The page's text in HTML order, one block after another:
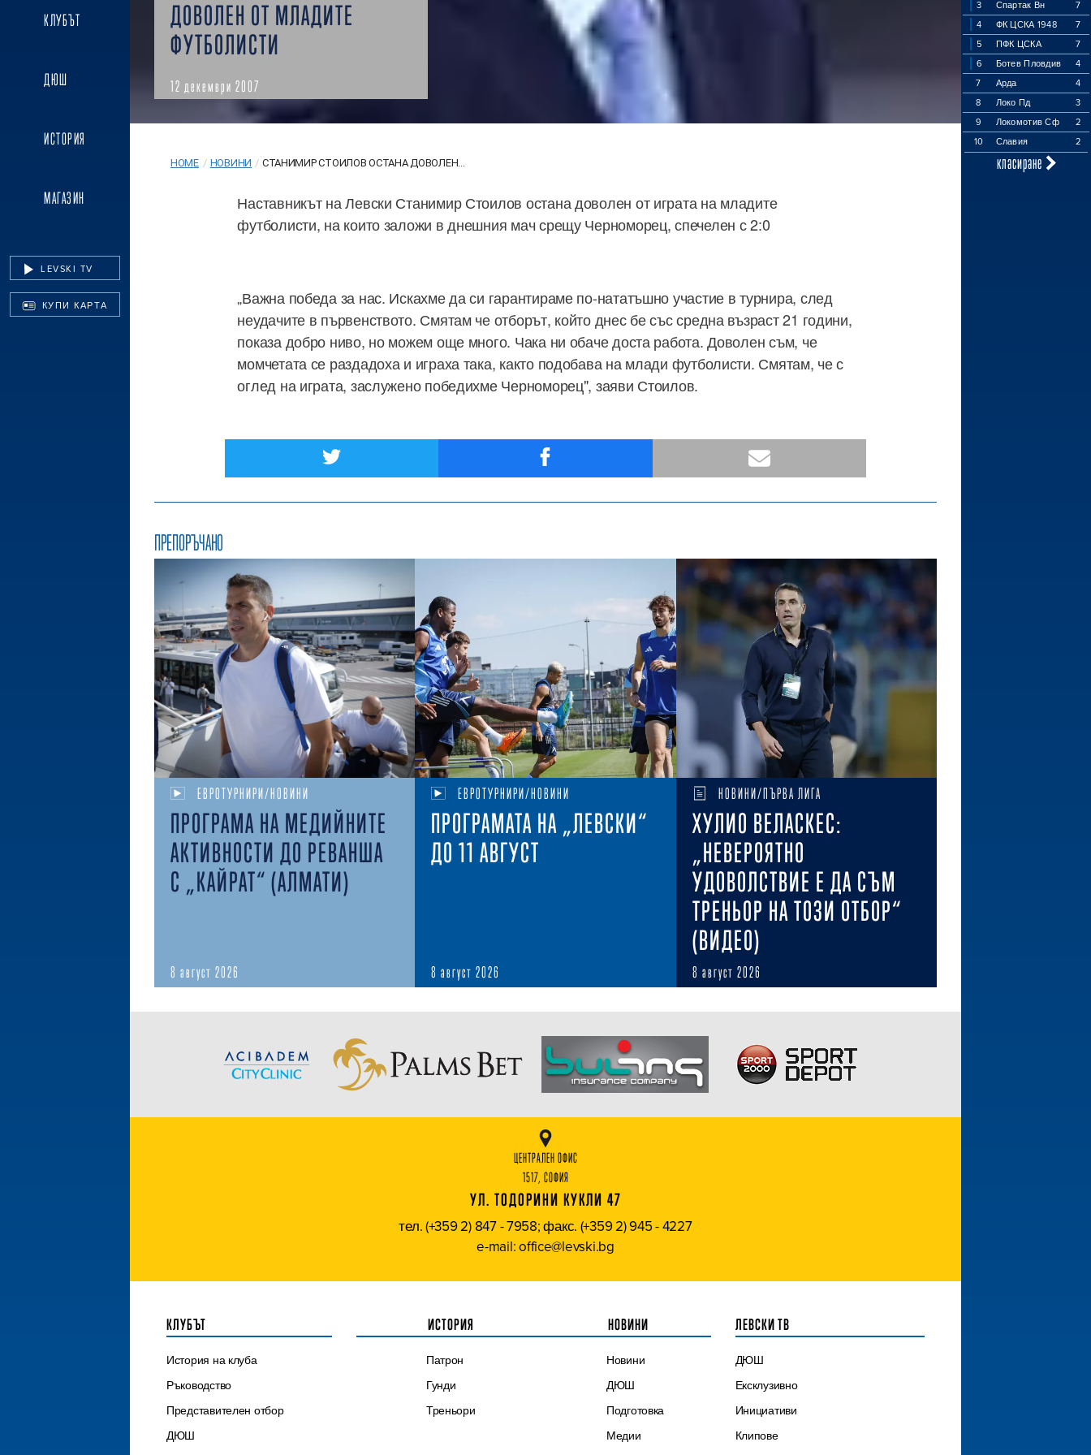
КЛУБЪТ
ДЮШ
ИСТОРИЯ
МАГАЗИН
LEVSKI TV
КУПИ КАРТА
3 Спартак Вн
7
4
ФК ЦСКА 1948
7
5
ПФК ЦСКА
7
6
Ботев Пловдив
4
7
Арда
4
8
Локо Пд
3
9
Локомотив Сф
2
10
Славия 2
класиране
ДОВОЛЕН ОТ МЛАДИТЕ
ФУТБОЛИСТИ
12 декември 2007
HOME / НОВИНИ / СТАНИМИР СТОИЛОВ ОСТАНА ДОВОЛЕН...
Наставникът на Левски Станимир Стоилов остана доволен от играта на младите
футболисти, на които заложи в днешния мач срещу Черноморец, спечелен с 2:0
„Важна победа за нас. Искахме да си гарантираме по-нататъшно участие в турнира, след
неудачите в първенството. Смятам че отборът, който днес бе със средна възраст 21 години,
показа добро ниво, но можем още много. Чака ни обаче доста работа. Доволен съм, че
момчетата се раздадоха и играха така, както подобава на млади футболисти. Смятам, че с
оглед на играта, заслужено победихме Черноморец", заяви Стоилов.
ПРЕПОРЪЧАНО
ЕВРОТУРНИРИ/НОВИНИ
ПРОГРАМА НА МЕДИЙНИТЕ
АКТИВНОСТИ ДО РЕВАНША
С „КАЙРАТ“ (АЛМАТИ)
8 август 2026
ЕВРОТУРНИРИ/НОВИНИ
ПРОГРАМАТА НА „ЛЕВСКИ“
ДО 11 АВГУСТ
8 август 2026
НОВИНИ/ПЪРВА ЛИГА
ХУЛИО ВЕЛАСКЕС:
„НЕВЕРОЯТНО
УДОВОЛСТВИЕ Е ДА СЪМ
ТРЕНЬОР НА ТОЗИ ОТБОР“
(ВИДЕО)
8 август 2026
ЦЕНТРАЛЕН ОФИС
1517, СОФИЯ
УЛ. ТОДОРИНИ КУКЛИ 47
тел. (+359 2) 847 - 7958; факс. (+359 2) 945 - 4227
e-mail: office@levski.bg
КЛУБЪТ
История на клуба
Ръководство
Представителен отбор
ДЮШ
ИСТОРИЯ
Патрон
Гунди
Треньори
НОВИНИ
Новини
ДЮШ
Подготовка
Медии
ЛЕВСКИ ТВ
ДЮШ
Ексклузивно
Инициативи
Клипове